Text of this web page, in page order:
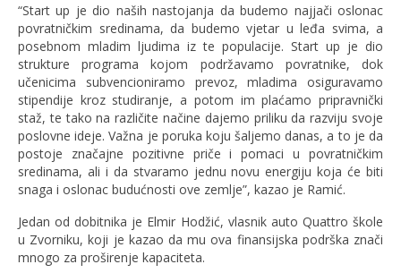
“Start up je dio naših nastojanja da budemo najjači oslonac
povratničkim sredinama, da budemo vjetar u leđa svima, a
posebnom mladim ljudima iz te populacije. Start up je dio
strukture programa kojom podržavamo povratnike, dok
učenicima subvencioniramo prevoz, mladima osiguravamo
stipendije kroz studiranje, a potom im plaćamo pripravnički
staž, te tako na različite načine dajemo priliku da razviju svoje
poslovne ideje. Važna je poruka koju šaljemo danas, a to je da
postoje značajne pozitivne priče i pomaci u povratničkim
sredinama, ali i da stvaramo jednu novu energiju koja će biti
snaga i oslonac budućnosti ove zemlje”, kazao je Ramić.
Jedan od dobitnika je Elmir Hodžić, vlasnik auto Quattro škole
u Zvorniku, koji je kazao da mu ova finansijska podrška znači
mnogo za proširenje kapaciteta.